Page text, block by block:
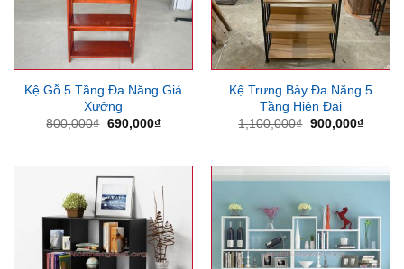
Kệ Gỗ 5 Tầng Đa Năng Giá
Xưởng
800,000₫ Giá
690,000₫Giá
690,000₫.
Kệ Trưng Bày Đa Năng 5
Tầng Hiện Đại
1,100,000₫ Giá
900,000₫Giá